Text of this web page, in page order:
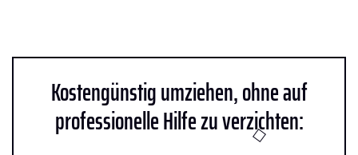
Kostengünstig umziehen, ohne auf
professionelle Hilfe zu verzichten: